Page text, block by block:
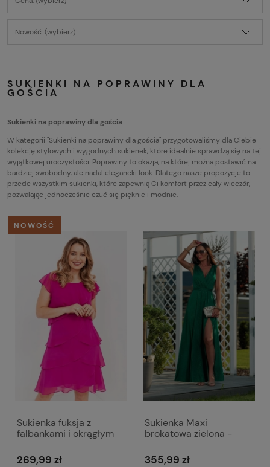
Nowość: (wybierz)
SUKIENKI NA POPRAWINY DLA
GOŚCIA
Sukienki na poprawiny dla gościa
W kategorii "Sukienki na poprawiny dla gościa" przygotowaliśmy dla Ciebie
kolekcję stylowych i wygodnych sukienek, które idealnie sprawdzą się na tej
wyjątkowej uroczystości. Poprawiny to okazja, na której można postawić na
bardziej swobodny, ale nadal elegancki look. Dlatego nasze propozycje to
przede wszystkim sukienki, które zapewnią Ci komfort przez cały wieczór,
pozwalając jednocześnie czuć się pięknie i modnie.
Sukienka fuksja z
falbankami i okrągłym
269,99 zł
NOWOŚĆ
Sukienka Maxi
brokatowa zielona -
ramionami - Salma
355,99 zł